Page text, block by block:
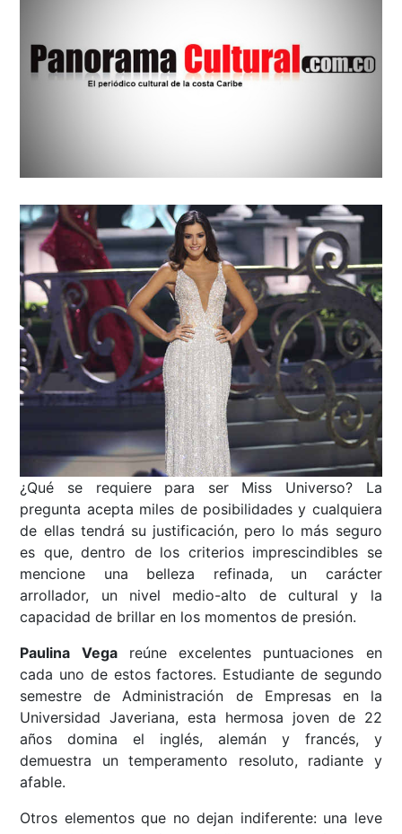
¿Qué se requiere para ser Miss Universo? La
pregunta acepta miles de posibilidades y cualquiera
de ellas tendrá su justificación, pero lo más seguro
es que, dentro de los criterios imprescindibles se
mencione una belleza refinada, un carácter
arrollador, un nivel medio-alto de cultural y la
capacidad de brillar en los momentos de presión.
Paulina Vegareúne excelentes puntuaciones en
cada uno de estos factores. Estudiante de segundo
semestre de Administración de Empresas en la
Universidad Javeriana, esta hermosa joven de 22
años domina el inglés, alemán y francés, y
demuestra un temperamento resoluto, radiante y
afable.
Otros elementos que no dejan indiferente: una leve